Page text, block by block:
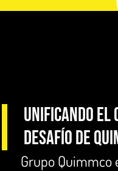
Unificando el
desafío de
Grupo Quimmco